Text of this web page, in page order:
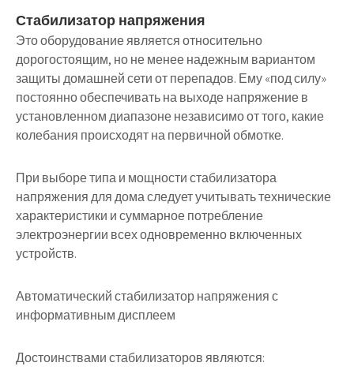
Стабилизатор напряжения
Это оборудование является относительно
дорогостоящим, но не менее надежным вариантом
защиты домашней сети от перепадов. Ему «под силу»
постоянно обеспечивать на выходе напряжение в
установленном диапазоне независимо от того, какие
колебания происходят на первичной обмотке.
При выборе типа и мощности стабилизатора
напряжения для дома следует учитывать технические
характеристики и суммарное потребление
электроэнергии всех одновременно включенных
устройств.
Автоматический стабилизатор напряжения с
информативным дисплеем
Достоинствами стабилизаторов являются: